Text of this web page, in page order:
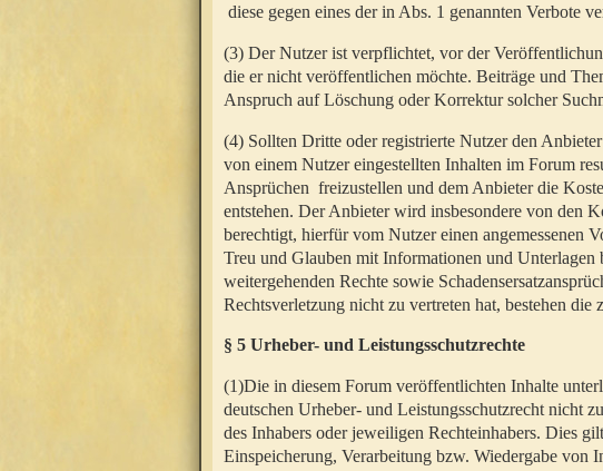
diese gegen eines der in Abs. 1 genannten Verbote
(3) Der Nutzer ist verpflichtet, vor der
die er nicht veröffentlichen möchte. Beiträge und
Anspruch auf Löschung oder Korrektur solcher
(4) Sollten Dritte oder registrierte Nutzer den
von einem Nutzer eingestellten Inhalten im Forum
Ansprüchen freizustellen und dem Anbieter die
entstehen. Der Anbieter wird insbesondere von den
berechtigt, hierfür vom Nutzer einen angemessenen
Treu und Glauben mit Informationen und
weitergehenden Rechte sowie
Rechtsverletzung nicht zu vertreten hat, bestehen die
§ 5 Urheber- und Leistungsschutzrechte
(1)Die in diesem Forum veröffentlichten Inhalte
deutschen Urheber- und Leistungsschutzrecht nicht
des Inhabers oder jeweiligen Rechteinhabers. Dies
Einspeicherung, Verarbeitung bzw. Wiedergabe von